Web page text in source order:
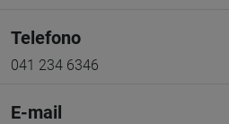
Telefono
041 234 6346
E-mail